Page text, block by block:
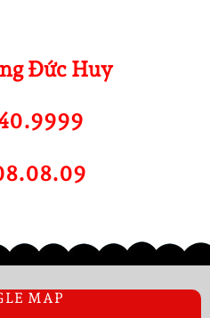
Đức Huy
MAP